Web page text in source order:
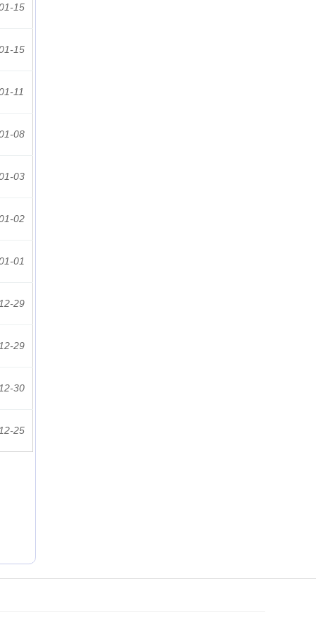
15
15
11
08
03
02
01
29
29
30
25